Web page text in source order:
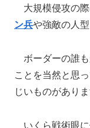
大規模侵攻の
ン兵や強敵の人
ボーダーの誰
ことを当然と思
じいものがありま
いくら戦術眼